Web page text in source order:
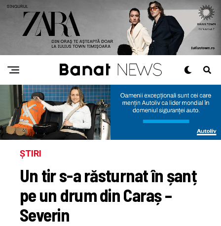
ȘTIRI
Un tir s-a răsturnat în șanț
pe un drum din Caraș –
Severin